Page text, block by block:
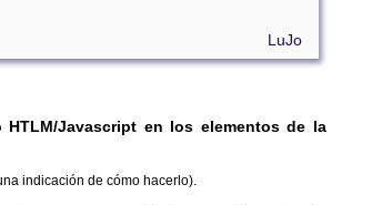
LuJo
HTLM/Javascript en los elementos de la
indicación de cómo hacerlo).